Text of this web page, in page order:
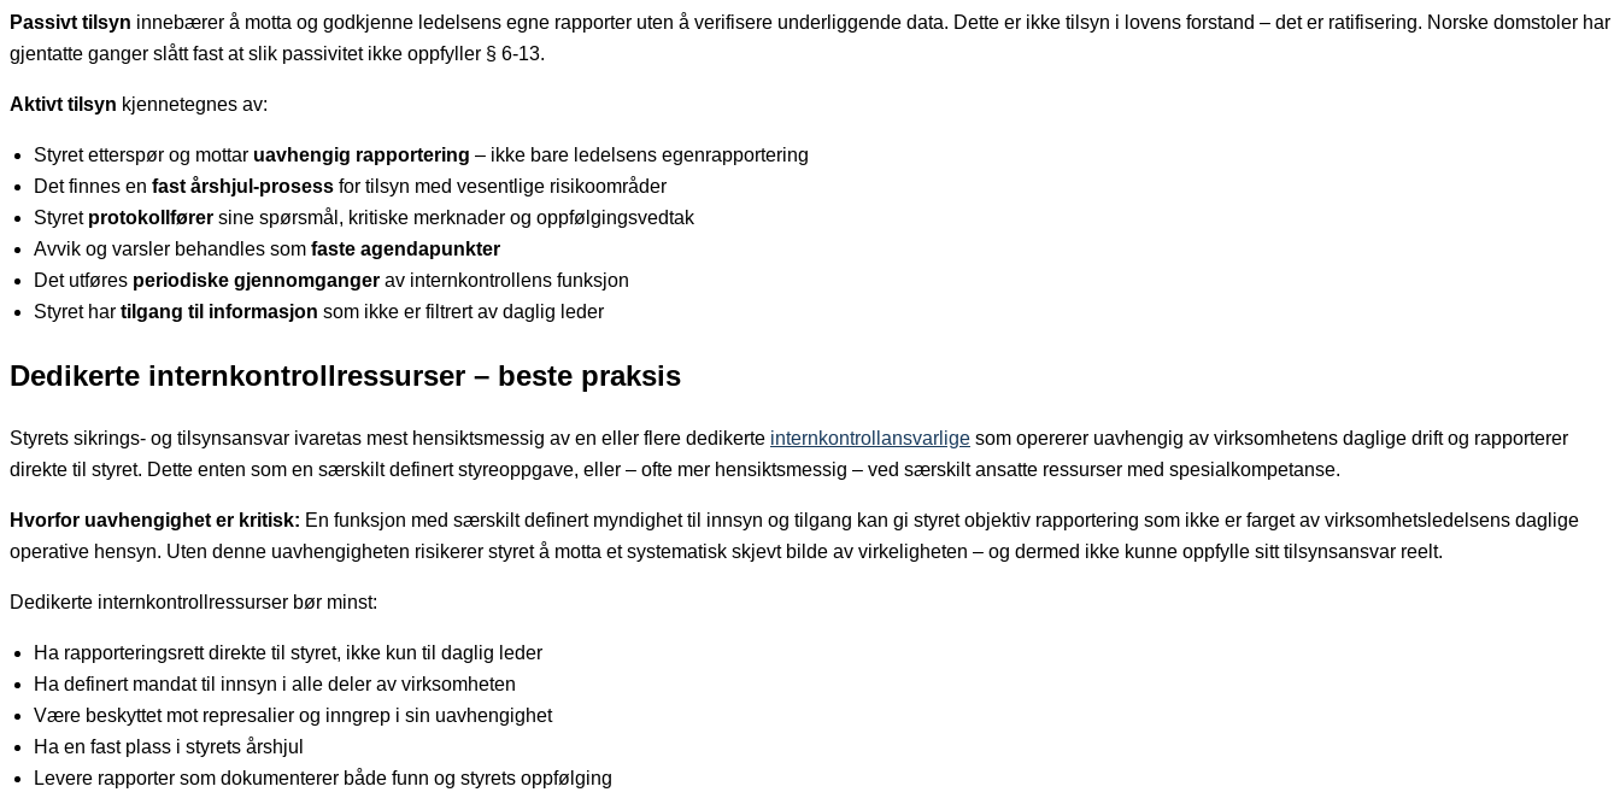
Passivt tilsyn innebærer å motta og godkjenne ledelsens egne rapporter uten å verifisere underliggende data. Dette er ikke tilsyn i lovens forstand – det er ratifisering. Norske domstoler har
gjentatte ganger slått fast at slik passivitet ikke oppfyller § 6-13.
Aktivt tilsyn kjennetegnes av:
Styret etterspør og mottar uavhengig rapportering – ikke bare ledelsens egenrapportering
Det finnes en fast årshjul-prosess for tilsyn med vesentlige risikoområder
Styret protokollfører sine spørsmål, kritiske merknader og oppfølgingsvedtak
Avvik og varsler behandles som faste agendapunkter
Det utføres periodiske gjennomganger av internkontrollens funksjon
Styret har tilgang til informasjon som ikke er filtrert av daglig leder
Dedikerte internkontrollressurser – beste praksis
Styrets sikrings- og tilsynsansvar ivaretas mest hensiktsmessig av en eller flere dedikerte internkontrollansvarlige som opererer uavhengig av virksomhetens daglige drift og rapporterer
direkte til styret. Dette enten som en særskilt definert styreoppgave, eller – ofte mer hensiktsmessig – ved særskilt ansatte ressurser med spesialkompetanse.
Hvorfor uavhengighet er kritisk: En funksjon med særskilt definert myndighet til innsyn og tilgang kan gi styret objektiv rapportering som ikke er farget av virksomhetsledelsens daglige
operative hensyn. Uten denne uavhengigheten risikerer styret å motta et systematisk skjevt bilde av virkeligheten – og dermed ikke kunne oppfylle sitt tilsynsansvar reelt.
Dedikerte internkontrollressurser bør minst:
Ha rapporteringsrett direkte til styret, ikke kun til daglig leder
Ha definert mandat til innsyn i alle deler av virksomheten
Være beskyttet mot represalier og inngrep i sin uavhengighet
Ha en fast plass i styrets årshjul
Levere rapporter som dokumenterer både funn og styrets oppfølging